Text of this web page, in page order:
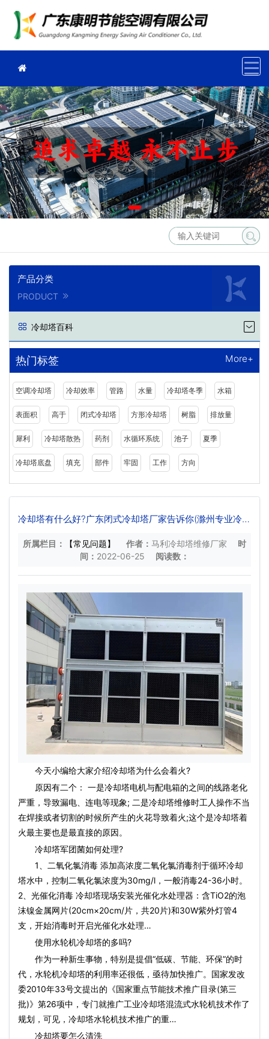
产品分类
PRODUCT
冷却塔百科
热门标签 More+
空调冷却塔 冷却效率 管路 水量 冷却塔冬季 水箱
表面积 高于 闭式冷却塔 方形冷却塔 树脂 排放量
犀利 冷却塔散热 药剂 水循环系统 池子 夏季
冷却塔底盘 填充 部件 牢固 工作 方向
冷却塔有什么好?广东闭式冷却塔厂家告诉你(滁州专业冷却
所属栏目： 【常见问题】 作者： 马利冷却塔维修厂家
时
间： 2022-06-25 阅读数：
今天小编给大家介绍冷却塔为什么会着火?
原因有二个： 一是冷却塔电机与配电箱的之间的线路老化
严重，导致漏电、连电等现象; 二是冷却塔维修时工人操作不当
在焊接或者切割的时候所产生的火花导致着火;这个是冷却塔着
火最主要也是最直接的原因。
冷却塔军团菌如何处理?
1、二氧化氯消毒 添加高浓度二氧化氯消毒剂于循环冷却
塔水中，控制二氧化氯浓度为30mg/l，一般消毒24-36小时。
2、光催化消毒 冷却塔现场安装光催化水处理器：含TiO2的泡
沫镍金属网片(20cm×20cm/片，共20片)和30W紫外灯管4
支，开始消毒时开启光催化水处理…
使用水轮机冷却塔的多吗?
作为一种新生事物，特别是提倡“低碳、节能、环保”的时
代，水轮机冷却塔的利用率还很低，亟待加快推广。国家发改
委2010年33号文提出的《国家重点节能技术推广目录(第三
批)》第26项中，专门就推广工业冷却塔混流式水轮机技术作了
规划，可见，冷却塔水轮机技术推广的重…
冷却塔要怎么清洗